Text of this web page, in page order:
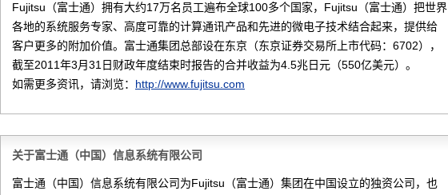
Fujitsu（富士通）拥有大约17万名员工遍布全球100多个国家，Fujitsu（富士通）把世界
各地的系统服务专家、高度可靠的计算通讯产品和先进的微电子技术结合起来，提供给
客户更多的附加价值。富士通集团总部设在东京（东京证券交易所上市代码：6702），
截至2011年3月31日财政年度结束时报告的合并收益为4.5兆日元（550亿美元）。
如需更多资讯，请浏览： http://www.fujitsu.com
关于富士通（中国）信息系统有限公司
富士通（中国）信息系统有限公司为Fujitsu（富士通）集团在中国设立的独资公司，也